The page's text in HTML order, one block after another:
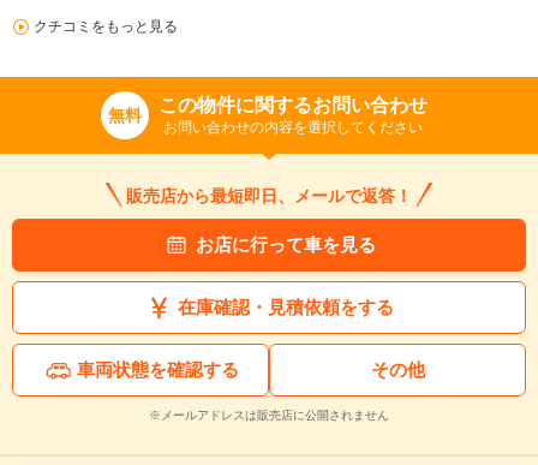
クチコミをもっと見る
無料 この物件に関するお問い合わせ
お問い合わせの内容を選択してください
販売店から最短即日、メールで返答！
お店に行って車を見る
在庫確認・見積依頼をする
車両状態を確認する その他
※メールアドレスは販売店に公開されません